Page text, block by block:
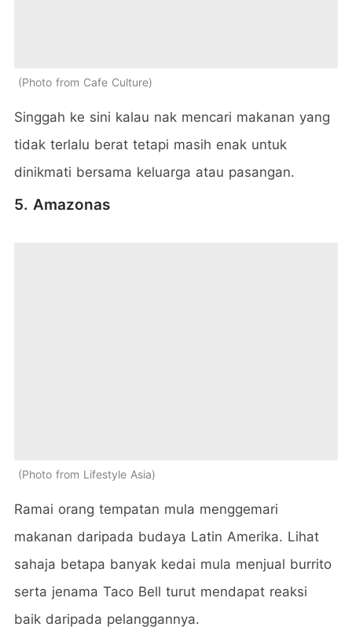
Photo from Cafe Culture
Singgah ke sini kalau nak mencari makanan yang
tidak terlalu berat tetapi masih enak untuk
dinikmati bersama keluarga atau pasangan.
5. Amazonas
Photo from Lifestyle Asia
Ramai orang tempatan mula menggemari
makanan daripada budaya Latin Amerika. Lihat
sahaja betapa banyak kedai mula menjual burrito
serta jenama Taco Bell turut mendapat reaksi
baik daripada pelanggannya.